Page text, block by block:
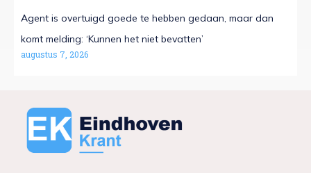
Agent is overtuigd goede te hebben gedaan, maar dan
komt melding: ‘Kunnen het niet bevatten’
augustus 7, 2026